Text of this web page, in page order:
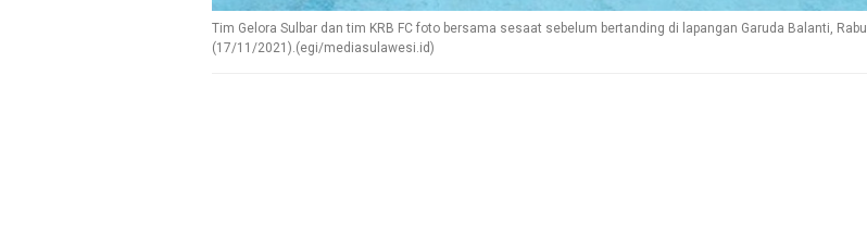
Tim Gelora Sulbar dan tim KRB FC foto bersama sesaat sebelum bertanding di lapangan Garuda Balanti, Rabu
(17/11/2021).(egi/mediasulawesi.id)